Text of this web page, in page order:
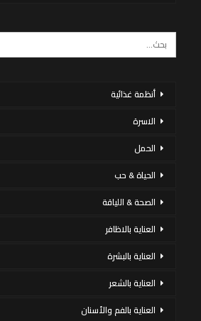
أنظمة غذائية
الاسرة
الحمل
الحياة & حب
الصحة & اللياقة
العناية بالاظافر
العناية بالبشرة
العناية بالشعر
العناية بالفم والأسنان